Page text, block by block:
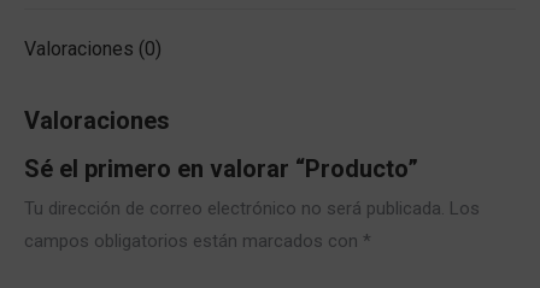
Valoraciones (0)
Valoraciones
Sé el primero en valorar “Producto”
Tu dirección de correo electrónico no será publicada. Los
campos obligatorios están marcados con *